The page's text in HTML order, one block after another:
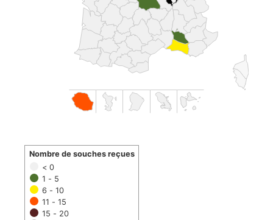
< 0
1 - 5
6 - 10
11 - 15
15 - 20
Nombre de souches reçues